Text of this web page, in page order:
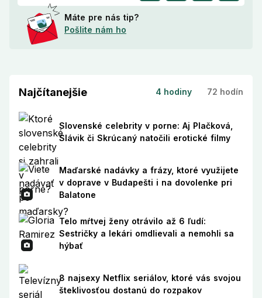
Máte pre nás tip?
Pošlite nám ho
Najčítanejšie 4 hodiny 72 hodín
Slovenské celebrity v porne: Aj Plačková,
Slávik či Skrúcaný natočili erotické filmy
Maďarské nadávky a frázy, ktoré využijete
v doprave v Budapešti i na dovolenke pri
Balatone
Telo mŕtvej ženy otrávilo až 6 ľudí:
Sestričky a lekári omdlievali a nemohli sa
hýbať
8 najsexy Netflix seriálov, ktoré vás svojou
šteklivosťou dostanú do rozpakov